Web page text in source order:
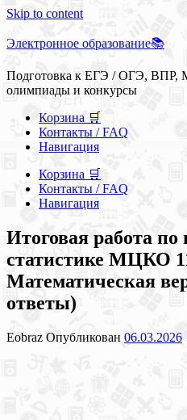
Skip to content
Электронное образование📚
Подготовка к ЕГЭ / ОГЭ,
олимпиады и конкурсы
Корзина 🛒
Контакты / FAQ
Навигация
Корзина 🛒
Контакты / FAQ
Навигация
Итоговая работа по
статистике МЦКО
Математическая
ответы)
Eobraz Опубликован 06.03.2026